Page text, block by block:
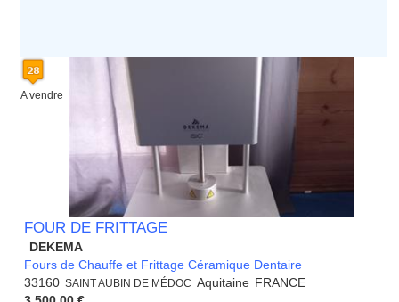
A vendre
FOUR DE FRITTAGE
DEKEMA
Fours de Chauffe et Frittage Céramique Dentaire
33160 SAINT AUBIN DE MÉDOC Aquitaine FRANCE